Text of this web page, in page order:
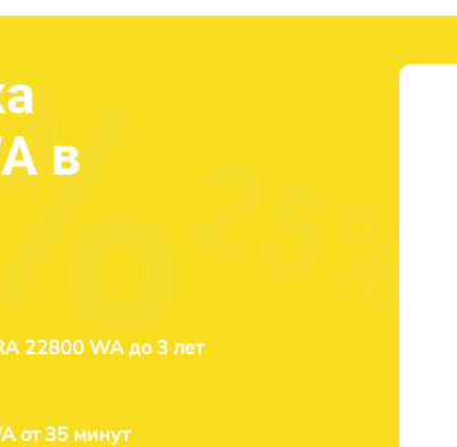
в
22800 WA до 3 лет
от 35 минут